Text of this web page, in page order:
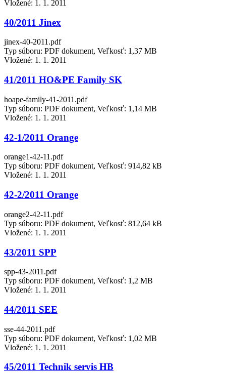
Vložené: 1. 1. 2011
40/2011 Jinex
jinex-40-2011.pdf
Typ súboru: PDF dokument, Veľkosť: 1,37 MB
Vložené: 1. 1. 2011
41/2011 HO&PE Family SK
hoape-family-41-2011.pdf
Typ súboru: PDF dokument, Veľkosť: 1,14 MB
Vložené: 1. 1. 2011
42-1/2011 Orange
orange1-42-11.pdf
Typ súboru: PDF dokument, Veľkosť: 914,82 kB
Vložené: 1. 1. 2011
42-2/2011 Orange
orange2-42-11.pdf
Typ súboru: PDF dokument, Veľkosť: 812,64 kB
Vložené: 1. 1. 2011
43/2011 SPP
spp-43-2011.pdf
Typ súboru: PDF dokument, Veľkosť: 1,2 MB
Vložené: 1. 1. 2011
44/2011 SEE
sse-44-2011.pdf
Typ súboru: PDF dokument, Veľkosť: 1,02 MB
Vložené: 1. 1. 2011
45/2011 Technik servis HB